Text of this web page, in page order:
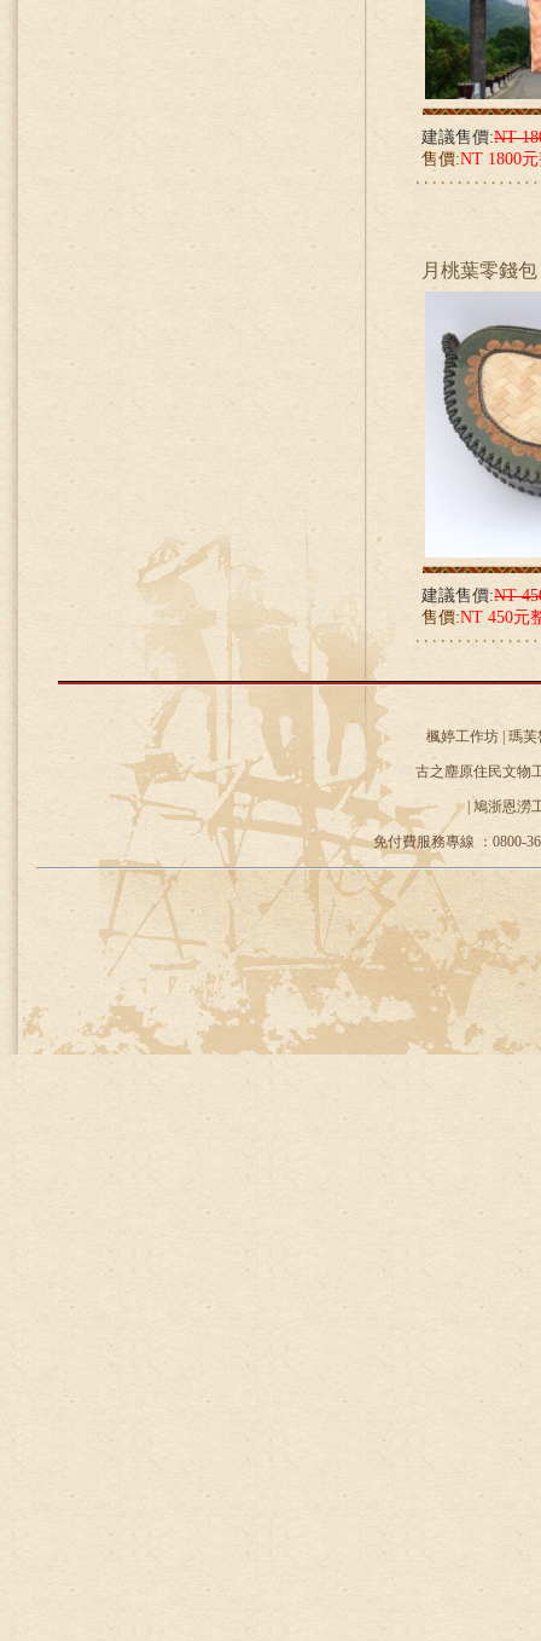
建議售價:NT
售價:NT 1800
月桃葉零錢包
建議售價:NT
售價:NT 450元
楓婷工作坊 | 瑪芙
古之塵原住民文物
| 鳩浙恩澇
免付費服務專線 ：0800-